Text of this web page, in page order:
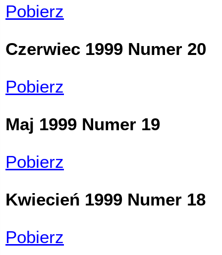
Pobierz
Czerwiec 1999 Numer 20
Pobierz
Maj 1999 Numer 19
Pobierz
Kwiecień 1999 Numer 18
Pobierz